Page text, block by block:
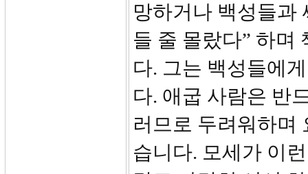
망하거나 백성들과
들 줄 몰랐다” 하며
다. 그는 백성들에
다. 애굽 사람은 반
러므로 두려워하며
습니다. 모세가 이